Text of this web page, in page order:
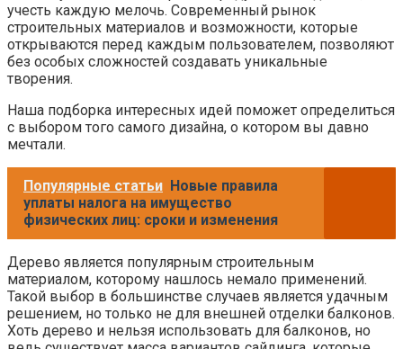
учесть каждую мелочь. Современный рынок
строительных материалов и возможности, которые
открываются перед каждым пользователем, позволяют
без особых сложностей создавать уникальные
творения.
Наша подборка интересных идей поможет определиться
с выбором того самого дизайна, о котором вы давно
мечтали.
Популярные статьи Новые правила
уплаты налога на имущество
физических лиц: сроки и изменения
Дерево является популярным строительным
материалом, которому нашлось немало применений.
Такой выбор в большинстве случаев является удачным
решением, но только не для внешней отделки балконов.
Хоть дерево и нельзя использовать для балконов, но